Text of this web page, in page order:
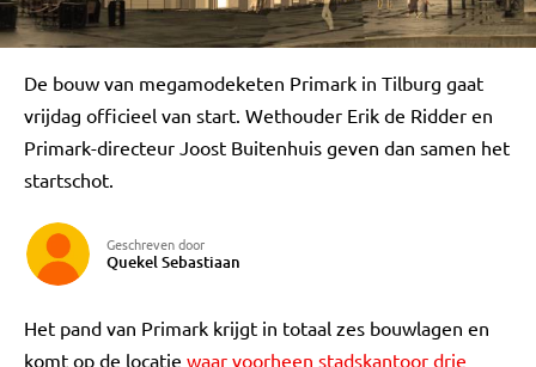
De bouw van megamodeketen Primark in Tilburg gaat
vrijdag officieel van start. Wethouder Erik de Ridder en
Primark-directeur Joost Buitenhuis geven dan samen het
startschot.
Geschreven door
Quekel Sebastiaan
Het pand van Primark krijgt in totaal zes bouwlagen en
komt op de locatie waar voorheen stadskantoor drie